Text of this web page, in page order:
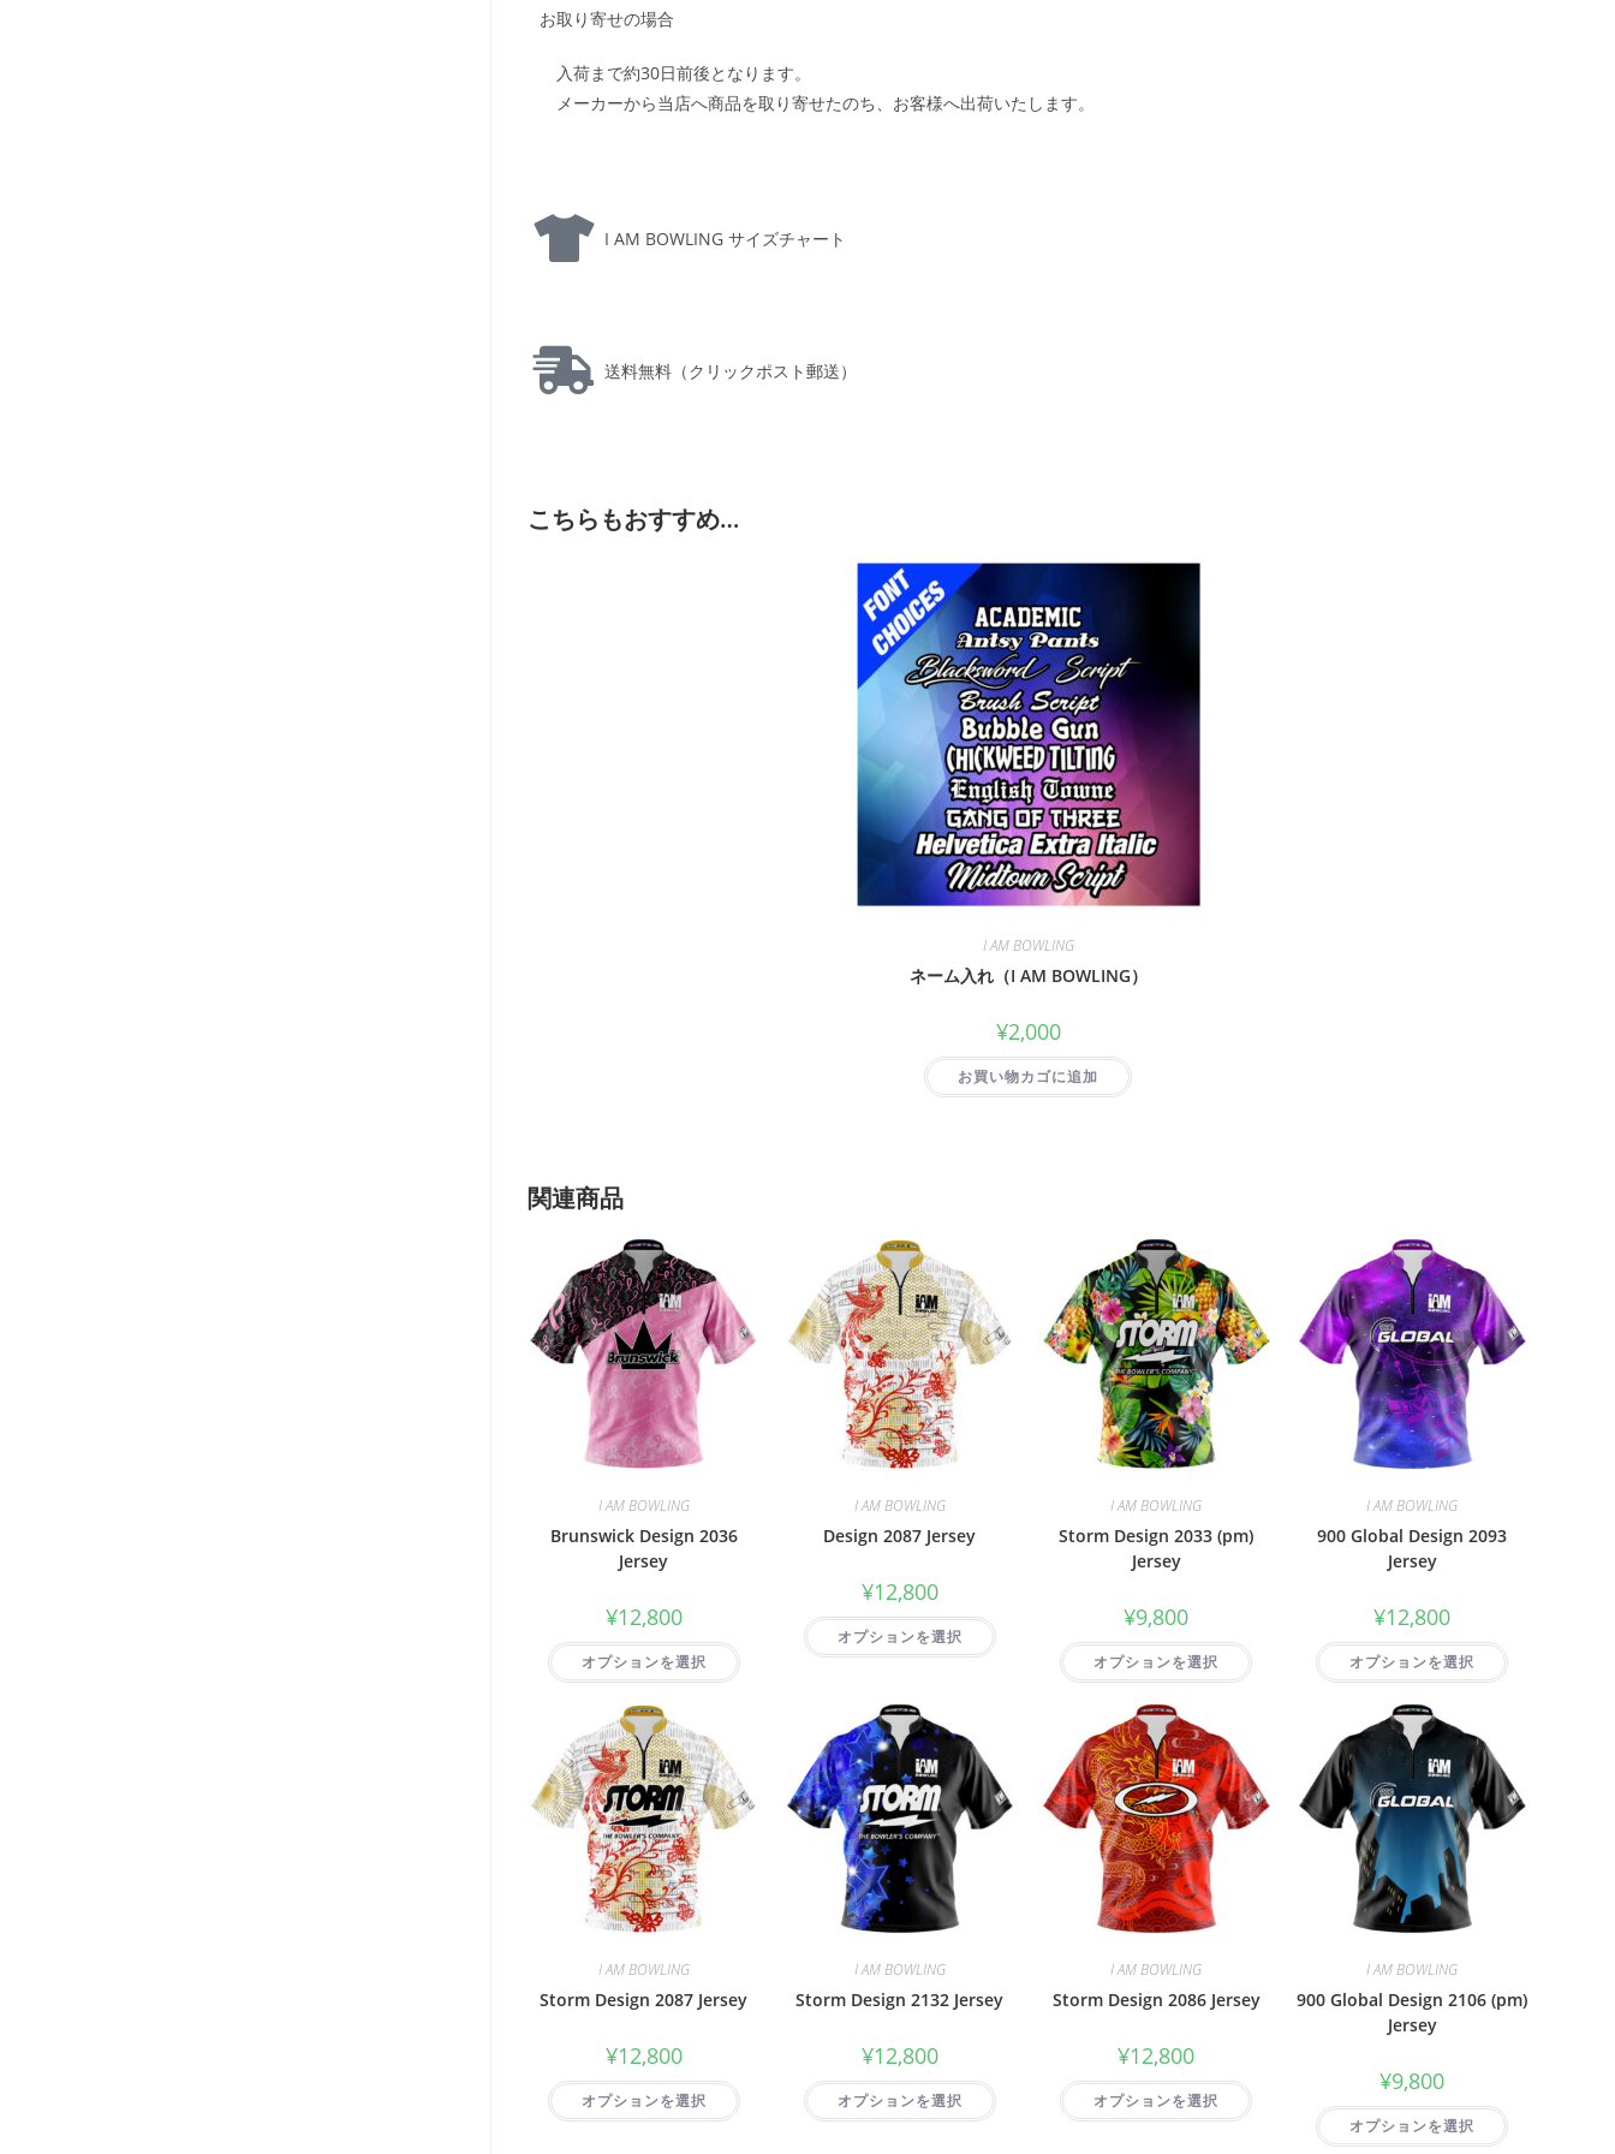
お取り寄せの場合
入荷まで約30日前後となります。
メーカーから当店へ商品を取り寄せたのち、お客様へ出荷いたします。
I AM BOWLING サイズチャート
送料無料（クリックポスト郵送）
こちらもおすすめ…
I AM BOWLING
ネーム入れ（I AM BOWLING）
¥2,000
お買い物カゴに追加
関連商品
I AM BOWLING
Brunswick Design 2036
Jersey
¥12,800
オプションを選択
I AM BOWLING
Design 2087 Jersey
¥12,800
オプションを選択
I AM BOWLING
Storm Design 2033 (pm)
Jersey
¥9,800
オプションを選択
I AM BOWLING
900 Global Design 2093
Jersey
¥12,800
オプションを選択
I AM BOWLING
Storm Design 2087 Jersey
¥12,800
オプションを選択
I AM BOWLING
Storm Design 2132 Jersey
¥12,800
オプションを選択
I AM BOWLING
Storm Design 2086 Jersey
¥12,800
オプションを選択
I AM BOWLING
900 Global Design 2106 (pm)
Jersey
¥9,800
オプションを選択